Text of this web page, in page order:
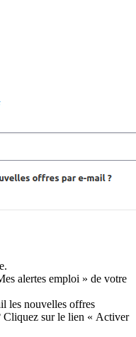
alertes emploi » de votre
les nouvelles offres
Cliquez sur le lien « Activer